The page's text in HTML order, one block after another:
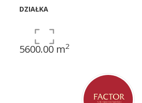
DZIAŁKA
5600.00 m2